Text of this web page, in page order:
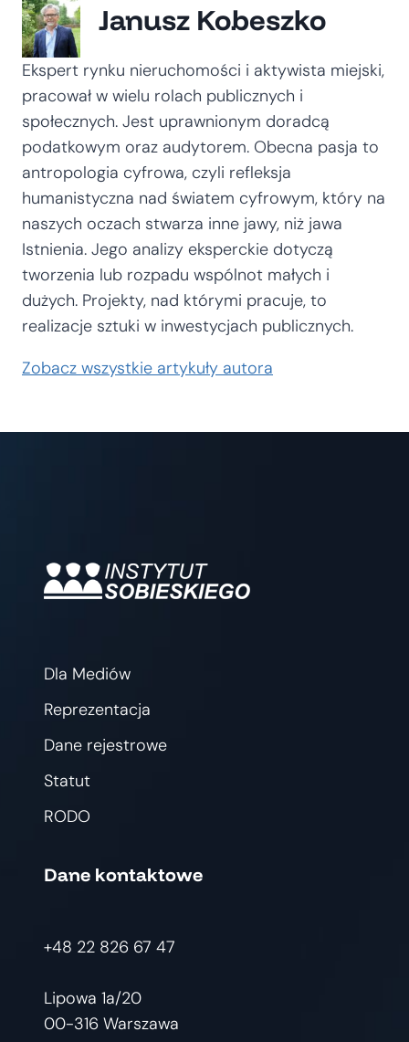
Janusz Kobeszko
Ekspert rynku nieruchomości i aktywista miejski,
pracował w wielu rolach publicznych i
społecznych. Jest uprawnionym doradcą
podatkowym oraz audytorem. Obecna pasja to
antropologia cyfrowa, czyli refleksja
humanistyczna nad światem cyfrowym, który na
naszych oczach stwarza inne jawy, niż jawa
Istnienia. Jego analizy eksperckie dotyczą
tworzenia lub rozpadu wspólnot małych i
dużych. Projekty, nad którymi pracuje, to
realizacje sztuki w inwestycjach publicznych.
Zobacz wszystkie artykuły autora
Dla Mediów
Reprezentacja
Dane rejestrowe
Statut
RODO
Dane kontaktowe
+48 22 826 67 47
Lipowa 1a/20
00-316 Warszawa